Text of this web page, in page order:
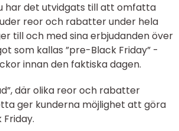
har det utvidgats till att omfatta
reor och rabatter under hela
till och med sina erbjudanden över
som kallas ”pre-Black Friday” -
innan den faktiska dagen.
där olika reor och rabatter
ger kunderna möjlighet att göra